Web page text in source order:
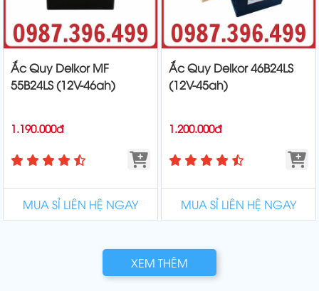
Ắc Quy Delkor MF
55B24LS (12V-46ah)
1.190.000đ
MUA SỈ LIÊN HỆ NGAY
Ắc Quy Delkor 46B24LS
(12V-45ah)
1.200.000đ
MUA SỈ LIÊN HỆ NGAY
XEM THÊM